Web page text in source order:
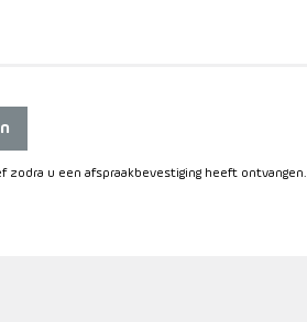
zodra u een afspraakbevestiging heeft ontvangen.